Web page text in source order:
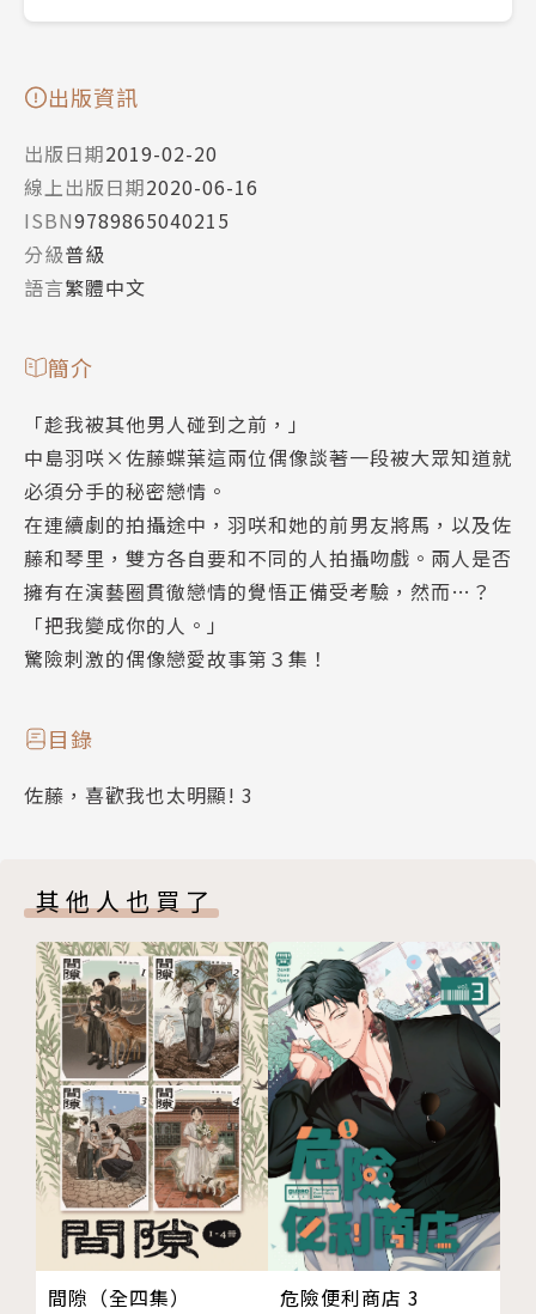
出版資訊
出版日期2019-02-20
線上出版日期2020-06-16
ISBN9789865040215
分級普級
語言繁體中文
簡介
「趁我被其他男人碰到之前，」
中島羽咲×佐藤蝶葉這兩位偶像談著一段被大眾知道就
必須分手的秘密戀情。
在連續劇的拍攝途中，羽咲和她的前男友將馬，以及佐
藤和琴里，雙方各自要和不同的人拍攝吻戲。兩人是否
擁有在演藝圈貫徹戀情的覺悟正備受考驗，然而…？
「把我變成你的人。」
驚險刺激的偶像戀愛故事第３集！
目錄
佐藤，喜歡我也太明顯! 3
其他人也買了
間隙（全四集） 危險便利商店 3